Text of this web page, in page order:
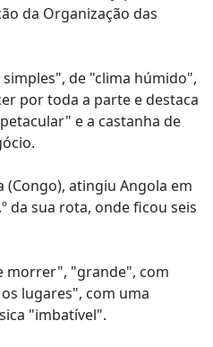
da Organização das
de "clima húmido",
por toda a parte e destaca
e a castanha de
(Congo), atingiu Angola em
da sua rota, onde ficou seis
morrer", "grande", com
lugares", com uma
"imbatível".